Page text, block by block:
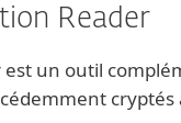
Reader
est un outil
cryptés